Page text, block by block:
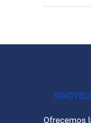
Ofrecemos